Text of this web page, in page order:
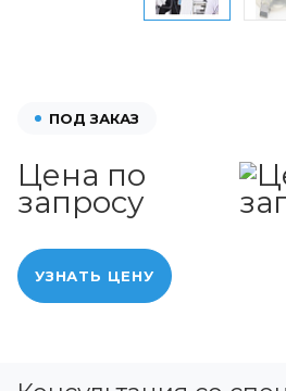
ПОД ЗАКАЗ
Цена по
запросу
УЗНАТЬ ЦЕНУ